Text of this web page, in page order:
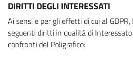
DIRITTI DEGLI INTERESSATI
Ai sensi e per gli effetti di cui al
seguenti diritti in qualità di
confronti del Poligrafico: